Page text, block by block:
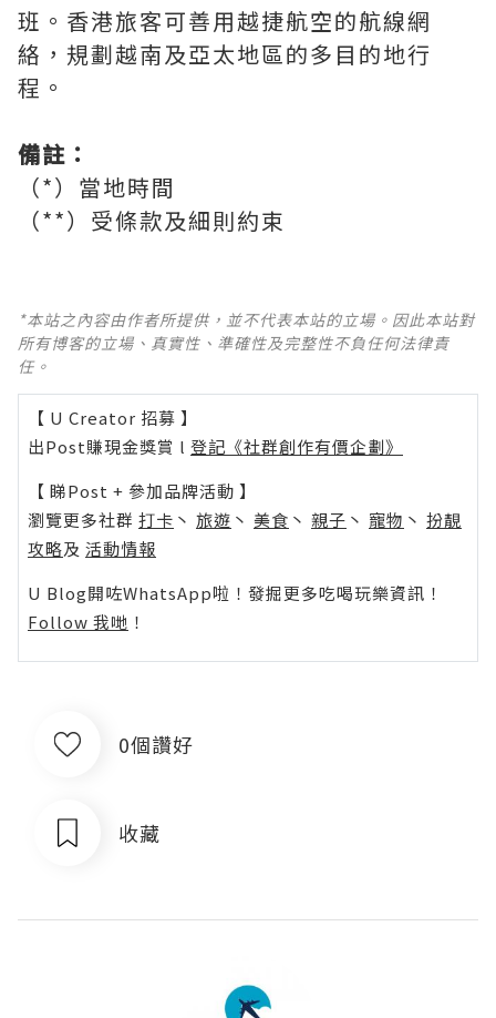
班。香港旅客可善用越捷航空的航線網
絡，規劃越南及亞太地區的多目的地行
程。
備註：
（*）當地時間
（**）受條款及細則約束
*本站之內容由作者所提供，並不代表本站的立場。因此本站對
所有博客的立場、真實性、準確性及完整性不負任何法律責
任。
【 U Creator 招募 】
出Post賺現金獎賞 l 登記《社群創作有價企劃》
【 睇Post + 參加品牌活動 】
瀏覽更多社群 打卡 丶 旅遊 丶 美食 丶 親子 丶 寵物 丶 扮靚
攻略及 活動情報
U Blog開咗WhatsApp啦！發掘更多吃喝玩樂資訊！
Follow 我哋 ！
0個讚好
收藏